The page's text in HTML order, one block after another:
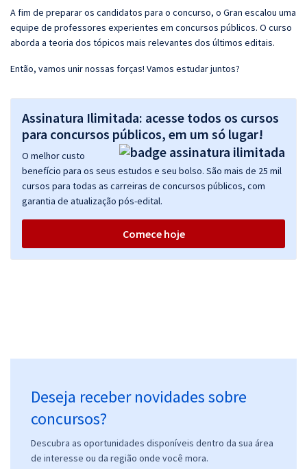
A fim de preparar os candidatos para o concurso, o Gran escalou uma
equipe de professores experientes em concursos públicos. O curso
aborda a teoria dos tópicos mais relevantes dos últimos editais.
Então, vamos unir nossas forças! Vamos estudar juntos?
Assinatura Ilimitada: acesse todos os cursos
para concursos públicos, em um só lugar!
O melhor custo
benefício para os seus estudos e seu bolso. São mais de 25 mil
cursos para todas as carreiras de concursos públicos, com
garantia de atualização pós-edital.
Comece hoje
Deseja receber novidades sobre
concursos?
Descubra as oportunidades disponíveis dentro da sua área
de interesse ou da região onde você mora.